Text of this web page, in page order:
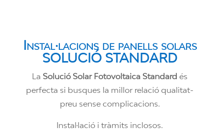
Instal·lacions de panells solars
SOLUCIÓ STANDARD
La Solució Solar Fotovoltaica Standard és
perfecta si busques la millor relació qualitat-
preu sense complicacions.
Instal·lació i tràmits inclosos.